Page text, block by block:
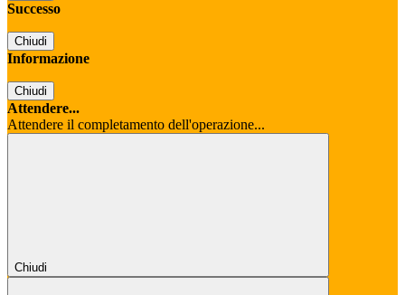
Successo
Chiudi
Informazione
Chiudi
Attendere...
Attendere il completamento dell'operazione...
Chiudi